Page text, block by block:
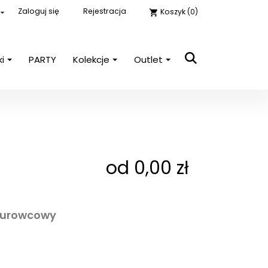
 Zaloguj się Rejestracja shopping_cart Koszyk(0)
PARTY Kolekcje Outlet close
od 0,00 zł